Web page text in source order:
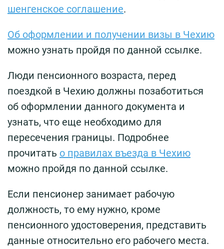
шенгенское соглашение.
Об оформлении и получении визы в Чехию
можно узнать пройдя по данной ссылке.
Люди пенсионного возраста, перед
поездкой в Чехию должны позаботиться
об оформлении данного документа и
узнать, что еще необходимо для
пересечения границы. Подробнее
прочитать о правилах въезда в Чехию
можно пройдя по данной ссылке.
Если пенсионер занимает рабочую
должность, то ему нужно, кроме
пенсионного удостоверения, представить
данные относительно его рабочего места.